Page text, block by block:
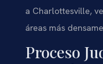
a Charlottesville,
áreas más
Proceso